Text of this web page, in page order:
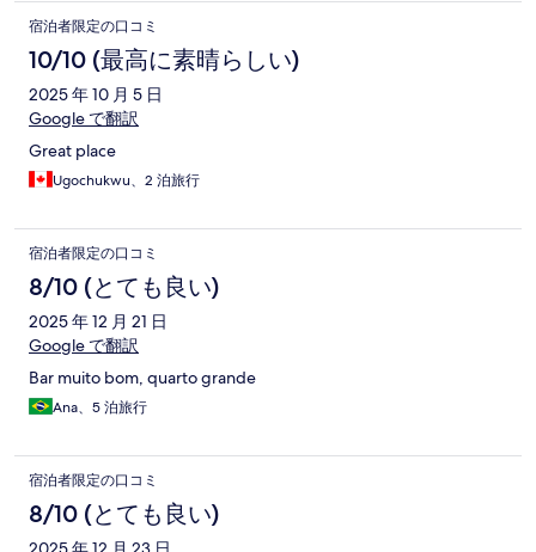
宿泊者限定の口コミ
10/10 (最高に素晴らしい)
2025 年 10 月 5 日
Google で翻訳
Great place
Ugochukwu、2 泊旅行
宿泊者限定の口コミ
8/10 (とても良い)
2025 年 12 月 21 日
Google で翻訳
Bar muito bom, quarto grande
Ana、5 泊旅行
宿泊者限定の口コミ
8/10 (とても良い)